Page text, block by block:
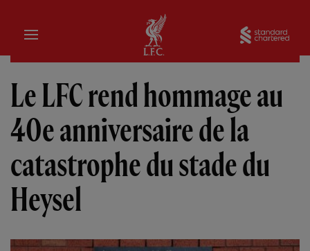
Domicile
Le LFC rend hommage au
40e anniversaire de la
catastrophe du stade du
Heysel